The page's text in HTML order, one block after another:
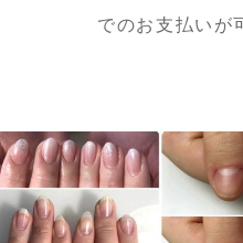
でのお支払いが